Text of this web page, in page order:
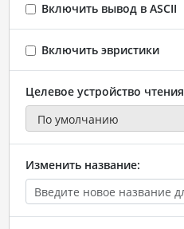
Включить вывод в ASCII
Включить эвристики
Целевое устройство чтения
Изменить название: